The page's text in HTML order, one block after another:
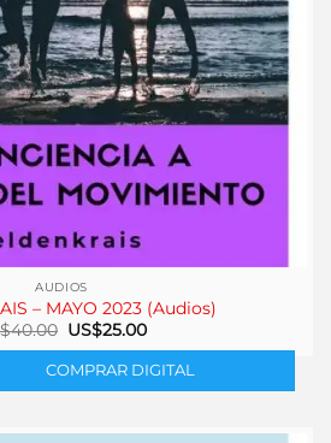
AUDIOS
– MAYO 2023 (Audios)
40.00 El
precio
original
era:
US$40.00.
US$25.00El
actual
es:
US$25.00.
COMPRAR DIGITAL